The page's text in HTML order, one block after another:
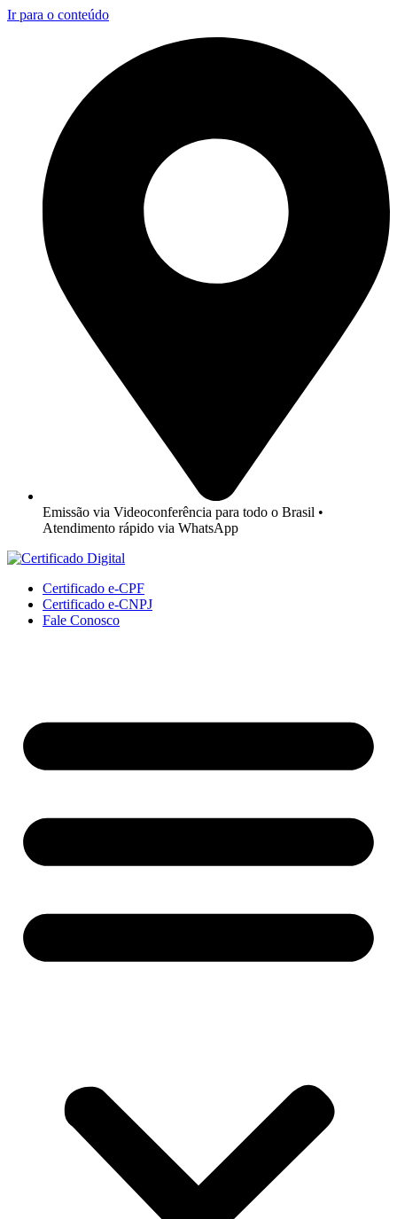
Ir para o conteúdo
Emissão via Videoconferência para todo o Brasil •
Atendimento rápido via WhatsApp
Certificado e-CPF
Certificado e-CNPJ
Fale Conosco